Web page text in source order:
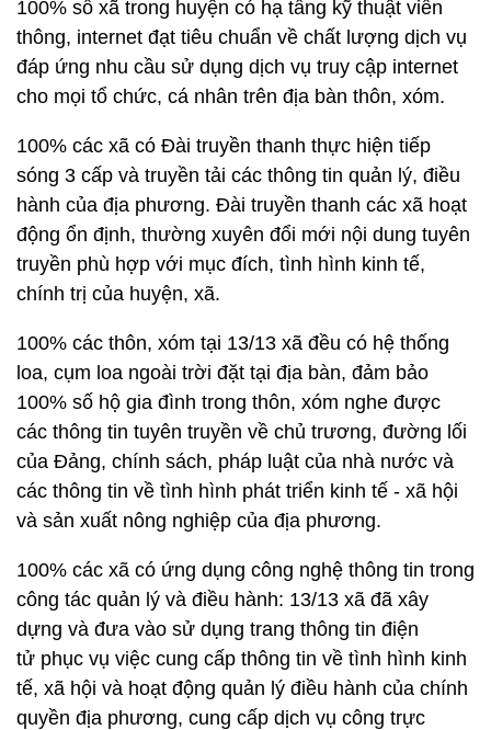
100% số xã trong huyện có hạ tầng kỹ thuật viễn
thông, internet đạt tiêu chuẩn về chất lượng dịch vụ
đáp ứng nhu cầu sử dụng dịch vụ truy cập internet
cho mọi tổ chức, cá nhân trên địa bàn thôn, xóm.
100% các xã có Đài truyền thanh thực hiện tiếp
sóng 3 cấp và truyền tải các thông tin quản lý, điều
hành của địa phương. Đài truyền thanh các xã hoạt
động ổn định, thường xuyên đổi mới nội dung tuyên
truyền phù hợp với mục đích, tình hình kinh tế,
chính trị của huyện, xã.
100% các thôn, xóm tại 13/13 xã đều có hệ thống
loa, cụm loa ngoài trời đặt tại địa bàn, đảm bảo
100% số hộ gia đình trong thôn, xóm nghe được
các thông tin tuyên truyền về chủ trương, đường lối
của Đảng, chính sách, pháp luật của nhà nước và
các thông tin về tình hình phát triển kinh tế - xã hội
và sản xuất nông nghiệp của địa phương.
100% các xã có ứng dụng công nghệ thông tin trong
công tác quản lý và điều hành: 13/13 xã đã xây
dựng và đưa vào sử dụng trang thông tin điện
tử phục vụ việc cung cấp thông tin về tình hình kinh
tế, xã hội và hoạt động quản lý điều hành của chính
quyền địa phương, cung cấp dịch vụ công trực